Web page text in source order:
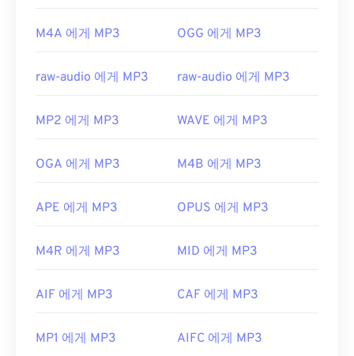
M4A 에게 MP3 OGG 에게 MP3
raw-audio 에게 MP3 raw-audio 에게 MP3
MP2 에게 MP3 WAVE 에게 MP3
OGA 에게 MP3 M4B 에게 MP3
APE 에게 MP3 OPUS 에게 MP3
M4R 에게 MP3 MID 에게 MP3
AIF 에게 MP3 CAF 에게 MP3
MP1 에게 MP3 AIFC 에게 MP3